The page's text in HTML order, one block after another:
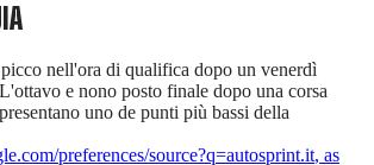
nell'ora di qualifica dopo un venerdì
e nono posto finale dopo una corsa
uno de punti più bassi della
preferences/source?q=autosprint.it, as